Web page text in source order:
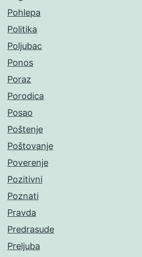
Pohlepa
Politika
Poljubac
Ponos
Poraz
Porodica
Posao
Poštenje
Poštovanje
Poverenje
Pozitivni
Poznati
Pravda
Predrasude
Preljuba